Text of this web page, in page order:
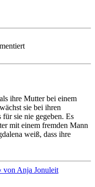
ihre Mutter bei einem
sie bei ihren
sie nie gegeben. Es
mit einem fremden Mann
weiß, dass ihre